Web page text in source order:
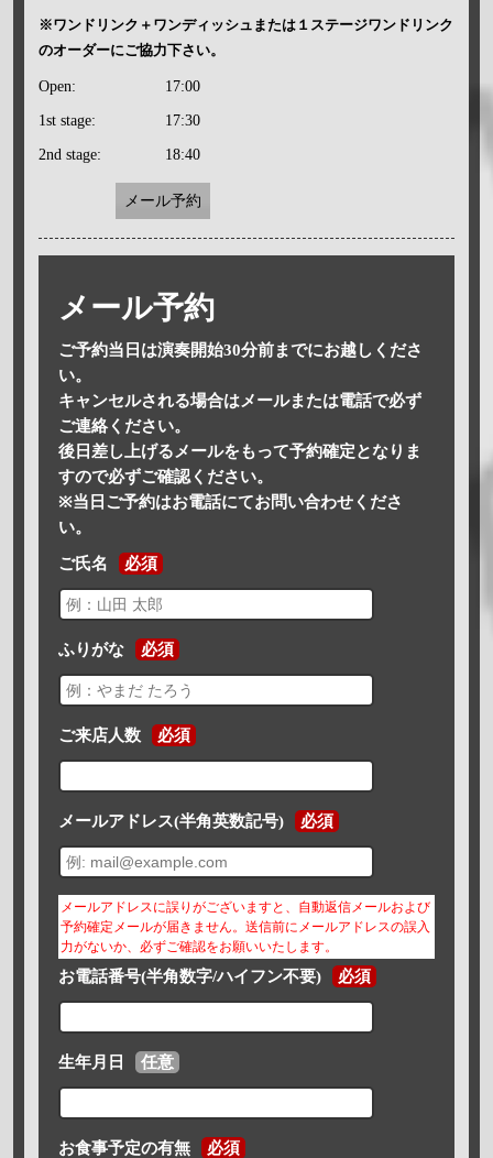
※ワンドリンク＋ワンディッシュまたは１ステージワンドリンク
のオーダーにご協力下さい。
Open: 17:00
1st stage: 17:30
2nd stage: 18:40
メール予約
メール予約
ご予約当日は演奏開始30分前までにお越しくださ
い。
キャンセルされる場合はメールまたは電話で必ず
ご連絡ください。
後日差し上げるメールをもって予約確定となりま
すので必ずご確認ください。
※当日ご予約はお電話にてお問い合わせくださ
い。
ご氏名 必須
ふりがな 必須
ご来店人数 必須
メールアドレス(半角英数記号) 必須
メールアドレスに誤りがございますと、自動返信メールおよび
予約確定メールが届きません。送信前にメールアドレスの誤入
力がないか、必ずご確認をお願いいたします。
お電話番号(半角数字/ハイフン不要) 必須
生年月日 任意
お食事予定の有無 必須